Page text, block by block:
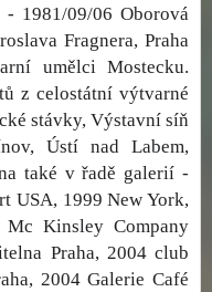
1981/09/06 Oborová
Fragnera, Praha
umělci Mostecku.
z celostátní výtvarné
stávky, Výstavní síň
Ústí nad Labem,
také v řadě galerií -
USA, 1999 New York,
Kinsley Company
Praha, 2004 club
2004 Galerie Café